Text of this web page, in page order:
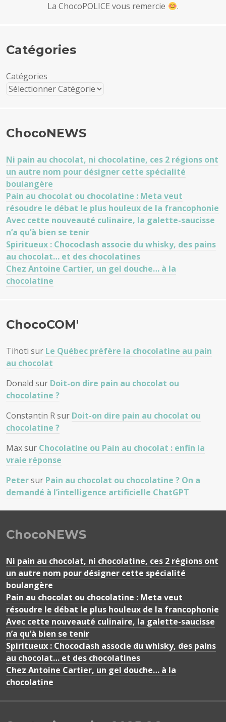
La ChocoPOLICE vous remercie .
Catégories
Catégories
ChocoNEWS
Ni pain au chocolat, ni chocolatine, ces 2 régions ont
un autre nom pour désigner cette spécialité
boulangère
Pain au chocolat ou chocolatine : Meta veut
résoudre le débat le plus houleux de la francophonie
Avec cette nouveauté culinaire, la galette-saucisse
n’a qu’à bien se tenir
Spiritueux : Chococlash associe du whisky, des pains
au chocolat… et des chocolatines
Chez Antoine Cartier, un gel douche… à la
chocolatine
ChocoCOM'
Tihoti sur Le Québec préfère la chocolatine au pain
au chocolat
Donald sur Doit-on dire pain au chocolat ou
chocolatine ?
Constantin Rsur Doit-on dire pain au chocolat ou
chocolatine ?
Maxsur Chocolatine ou Pain au chocolat : enfin la
vraie réponse
Petersur Pain au chocolat ou chocolatine ? On a
demandé à l’intelligence artificielle ChatGPT
ChocoNEWS
Ni pain au chocolat, ni chocolatine, ces 2 régions ont
un autre nom pour désigner cette spécialité
boulangère
Pain au chocolat ou chocolatine : Meta veut
résoudre le débat le plus houleux de la francophonie
Avec cette nouveauté culinaire, la galette-saucisse
n’a qu’à bien se tenir
Spiritueux : Chococlash associe du whisky, des pains
au chocolat… et des chocolatines
Chez Antoine Cartier, un gel douche… à la
chocolatine